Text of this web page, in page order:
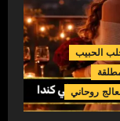
الحبيب
روحاني